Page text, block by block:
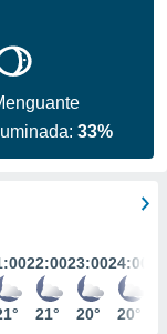
Iluminada:33%
22:00
21°
23:00
20°
24:00
20°